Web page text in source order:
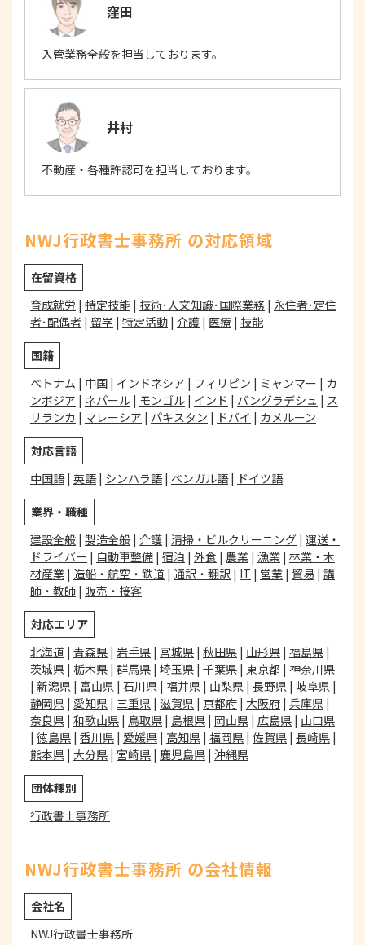
窪田
入管業務全般を担当しております。
井村
不動産・各種許認可を担当しております。
NWJ行政書士事務所 の対応領域
在留資格
育成就労 | 特定技能 | 技術･人文知識･国際業務 | 永住者･定住
者･配偶者 | 留学 | 特定活動 | 介護 | 医療 | 技能
国籍
ベトナム | 中国 | インドネシア | フィリピン | ミャンマー | カ
ンボジア | ネパール | モンゴル | インド | バングラデシュ | ス
リランカ | マレーシア | パキスタン | ドバイ | カメルーン
対応言語
中国語| 英語| シンハラ語| ベンガル語| ドイツ語
業界・職種
建設全般 | 製造全般 | 介護 | 清掃・ビルクリーニング | 運送・
ドライバー | 自動車整備 | 宿泊 | 外食 | 農業 | 漁業 | 林業・木
材産業 | 造船・航空・鉄道 | 通訳・翻訳 | IT | 営業 | 貿易 | 講
師・教師 | 販売・接客
対応エリア
北海道 | 青森県 | 岩手県 | 宮城県 | 秋田県 | 山形県 | 福島県 |
茨城県 | 栃木県 | 群馬県 | 埼玉県 | 千葉県 | 東京都 | 神奈川県
| 新潟県 | 富山県 | 石川県 | 福井県 | 山梨県 | 長野県 | 岐阜県 |
静岡県 | 愛知県 | 三重県 | 滋賀県 | 京都府 | 大阪府 | 兵庫県 |
奈良県 | 和歌山県 | 鳥取県 | 島根県 | 岡山県 | 広島県 | 山口県
| 徳島県 | 香川県 | 愛媛県 | 高知県 | 福岡県 | 佐賀県 | 長崎県 |
熊本県 | 大分県 | 宮崎県 | 鹿児島県 | 沖縄県
団体種別
行政書士事務所
NWJ行政書士事務所 の会社情報
会社名
NWJ行政書士事務所